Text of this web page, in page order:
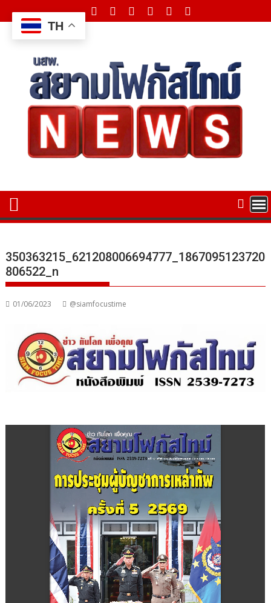
to
content
350363215_621208006694777_1867095123720
806522_n
01/06/2023 @siamfocustime
TH